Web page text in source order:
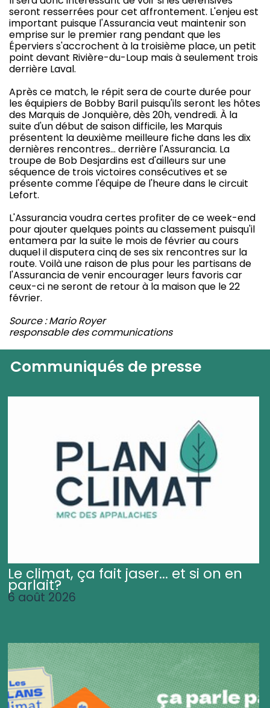
seront resserrées pour cet affrontement. L'enjeu est
important puisque l'Assurancia veut maintenir son
emprise sur le premier rang pendant que les
Éperviers s'accrochent à la troisième place, un petit
point devant Rivière-du-Loup mais à seulement trois
derrière Laval.
Après ce match, le répit sera de courte durée pour
les équipiers de Bobby Baril puisqu'ils seront les hôtes
des Marquis de Jonquière, dès 20h, vendredi. À la
suite d'un début de saison difficile, les Marquis
présentent la deuxième meilleure fiche dans les dix
dernières rencontres… derrière l'Assurancia. La
troupe de Bob Desjardins est d'ailleurs sur une
séquence de trois victoires consécutives et se
présente comme l'équipe de l'heure dans le circuit
Lefort.
L'Assurancia voudra certes profiter de ce week-end
pour ajouter quelques points au classement puisqu'il
entamera par la suite le mois de février au cours
duquel il disputera cinq de ses six rencontres sur la
route. Voilà une raison de plus pour les partisans de
l'Assurancia de venir encourager leurs favoris car
ceux-ci ne seront de retour à la maison que le 22
février.
Source : Mario Royer
responsable des communications
Communiqués de presse
Le climat, ça fait jaser... et si on en
parlait?
6 août 2026